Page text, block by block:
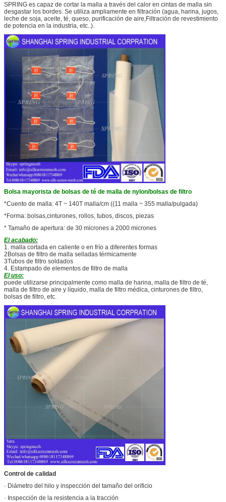
SPRING es capaz de cortar la malla a través del calor en cintas de malla sin
desgastar los bordes. Se utiliza ampliamente en filtración (agua, harina, jugos,
leche de soja, aceite, té, queso, purificación de aire,Filtración de revestimiento
de potencia en la industria, etc..).
Bolsa mayorista de bolsas de té de malla de nylon/bolsas de filtro
*Cuento de malla: 4T ~ 140T malla/cm ((11 malla ~ 355 malla/pulgada)
*Forma: bolsas,cinturones, rollos, tubos, discos, piezas
* Tamaño de apertura: de 30 micrones a 2000 micrones
El acabado:
1. malla cortada en caliente o en frío a diferentes formas
2Bolsas de filtro de malla selladas térmicamente
3Tubos de filtro soldados
4. Estampado de elementos de filtro de malla
El uso:
puede utilizarse principalmente como malla de harina, malla de filtro de té,
malla de filtro de aire y líquido, malla de filtro médica, cinturones de filtro,
bolsas de filtro, etc.
Control de calidad
· Diámetro del hilo y inspección del tamaño del orificio
· Inspección de la resistencia a la tracción